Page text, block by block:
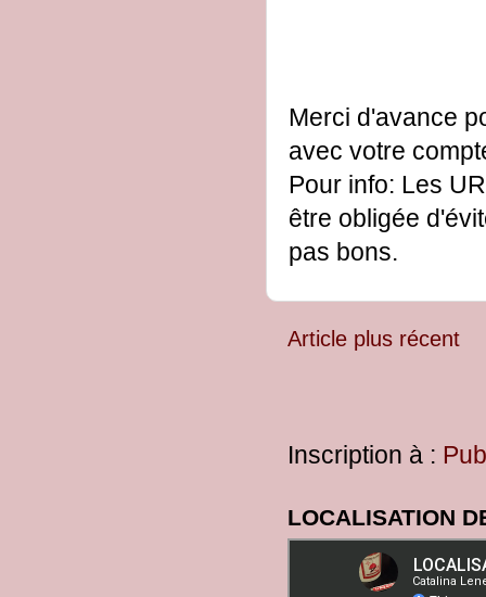
Merci d'avance
avec votre
Pour info: Les
être obligée
pas bons.
Article plus récent
Inscription à :
LOCALISATION